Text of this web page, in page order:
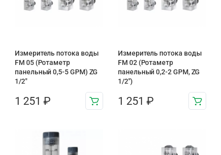
Измеритель потока воды
FM 05 (Ротаметр
панельный 0,5-5 GPM) ZG
1/2″
1 251 ₽
Измеритель потока воды
FM 02 (Ротаметр
панельный 0,2-2 GPM, ZG
1/2″)
1 251 ₽